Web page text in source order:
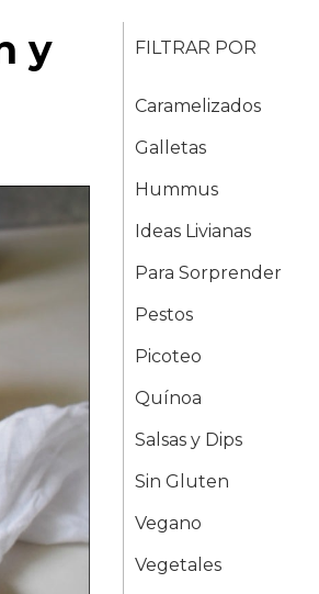
y
FILTRAR POR
Caramelizados
Galletas
Hummus
Ideas Livianas
Para Sorprender
Pestos
Picoteo
Quínoa
Salsas y Dips
Sin Gluten
Vegano
Vegetales